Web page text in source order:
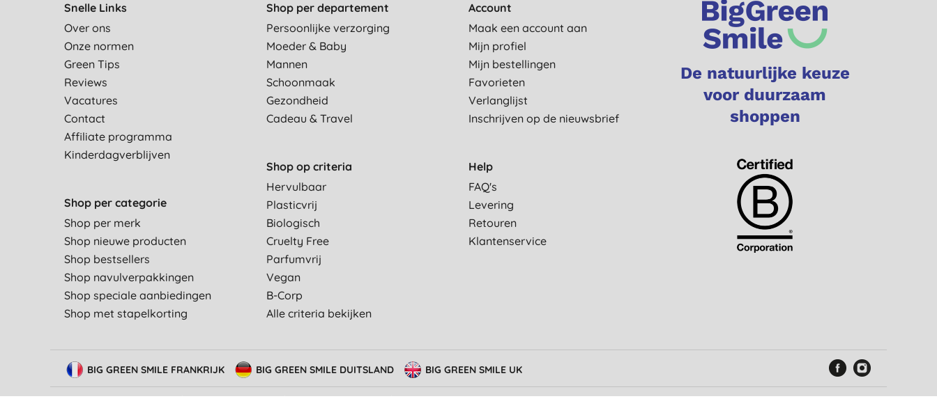
Snelle Links
Over ons
Onze normen
Green Tips
Reviews
Vacatures
Contact
Affiliate programma
Kinderdagverblijven
Shop per categorie
Shop per merk
Shop nieuwe producten
Shop bestsellers
Shop navulverpakkingen
Shop speciale aanbiedingen
Shop met stapelkorting
Shop per departement
Persoonlijke verzorging
Moeder & Baby
Mannen
Schoonmaak
Gezondheid
Cadeau & Travel
Shop op criteria
Hervulbaar
Plasticvrij
Biologisch
Cruelty Free
Parfumvrij
Vegan
B-Corp
Alle criteria bekijken
Account
Maak een account aan
Mijn profiel
Mijn bestellingen
Favorieten
Verlanglijst
Inschrijven op de nieuwsbrief
Help
FAQ's
Levering
Retouren
Klantenservice
De natuurlijke keuze
voor duurzaam
shoppen
BIG GREEN SMILE FRANKRIJK BIG GREEN SMILE DUITSLAND BIG GREEN SMILE UK